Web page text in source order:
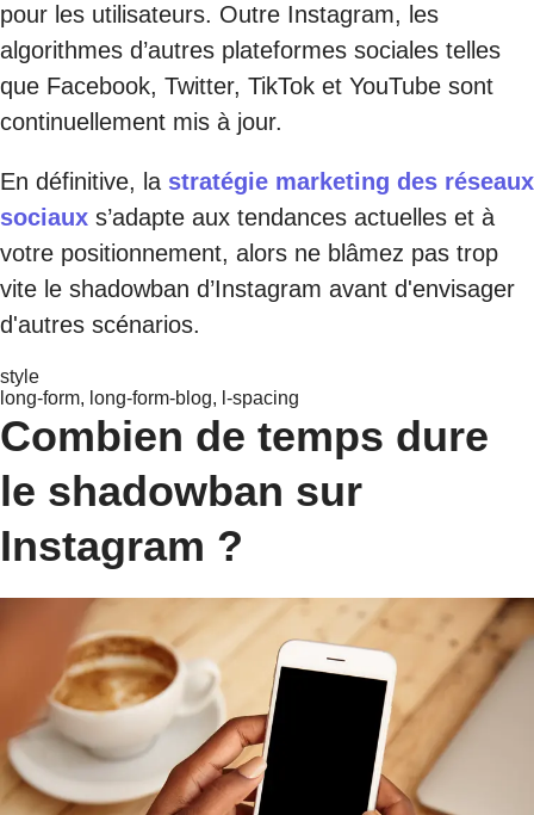
pour les utilisateurs. Outre Instagram, les
algorithmes d’autres plateformes sociales telles
que Facebook, Twitter, TikTok et YouTube sont
continuellement mis à jour.
En définitive, la stratégie marketing des réseaux
sociaux s’adapte aux tendances actuelles et à
votre positionnement, alors ne blâmez pas trop
vite le shadowban d’Instagram avant d'envisager
d'autres scénarios.
style
long-form, long-form-blog, l-spacing
Combien de temps dure
le shadowban sur
Instagram ?